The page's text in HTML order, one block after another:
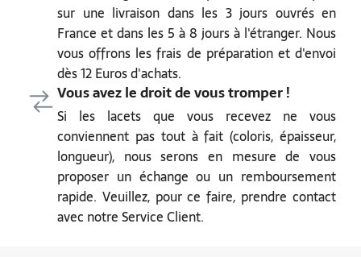
sur une livraison dans les 3 jours ouvrés en
France et dans les 5 à 8 jours à l'étranger. Nous
vous offrons les frais de préparation et d'envoi
dès 12 Euros d'achats.
Vous avez le droit de vous tromper !
Si les lacets que vous recevez ne vous
conviennent pas tout à fait (coloris, épaisseur,
longueur), nous serons en mesure de vous
proposer un échange ou un remboursement
rapide. Veuillez, pour ce faire, prendre contact
avec notre Service Client.